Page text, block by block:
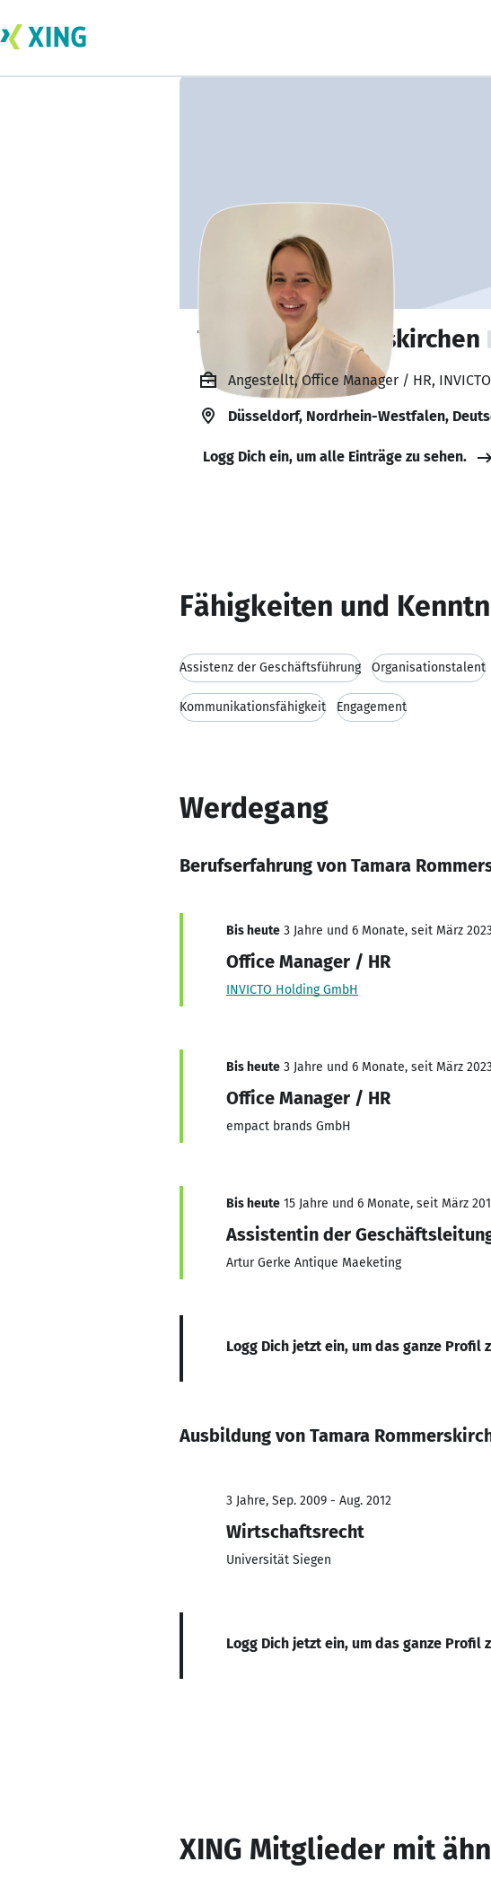
Tamara Rommerskirchen
Angestellt, Office Manager / HR,
Düsseldorf, Nordrhein-Westfalen,
Logg Dich ein, um alle Einträge zu sehen.
Fähigkeiten und
Assistenz der Geschäftsführung Organisationstalent
Kommunikationsfähigkeit Engagement
Werdegang
Berufserfahrung von Tamara
Bis heute 3 Jahre und 6 Monate, seit März
Office Manager / HR
INVICTO Holding GmbH
Bis heute 3 Jahre und 6 Monate, seit März
Office Manager / HR
empact brands GmbH
Bis heute 15 Jahre und 6 Monate, seit März
Assistentin der
Artur Gerke Antique Maeketing
Logg Dich jetzt ein, um das ganze Profil
Ausbildung von Tamara
3 Jahre, Sep. 2009 - Aug. 2012
Wirtschaftsrecht
Universität Siegen
Logg Dich jetzt ein, um das ganze Profil
XING Mitglieder mit